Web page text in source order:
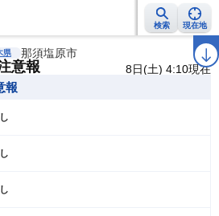
検索 現在地
地震情報 警報・注意報 ラ
県 那須塩原市
意報 8日(土) 4:10現在
報